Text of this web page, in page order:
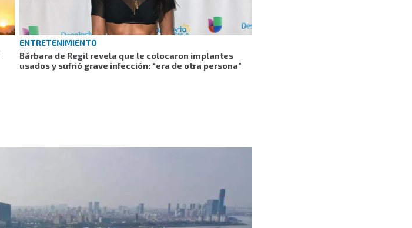
ENTRETENIMIENTO
Bárbara de Regil revela que le colocaron implantes
usados y sufrió grave infección: “era de otra persona”